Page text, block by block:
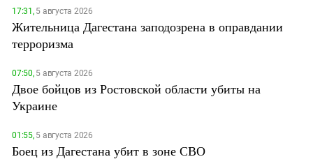
17:31,5 августа 2026
Жительница Дагестана заподозрена в оправдании
терроризма
07:50,5 августа 2026
Двое бойцов из Ростовской области убиты на
Украине
01:55,5 августа 2026
Боец из Дагестана убит в зоне СВО